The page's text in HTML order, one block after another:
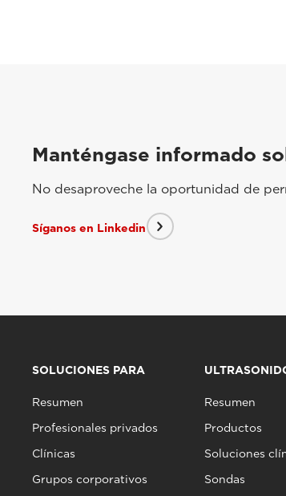
Manténgase informado
No desaproveche la oportunidad de
Síganos en Linkedin
SOLUCIONES PARA
Resumen
Profesionales privados
Clínicas
Grupos corporativos
Resumen
Productos
Soluciones
Sondas